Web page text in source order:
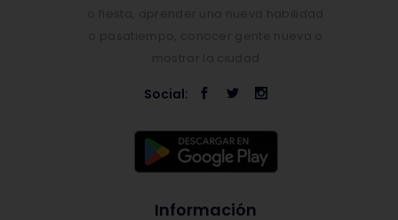
Social:
Información